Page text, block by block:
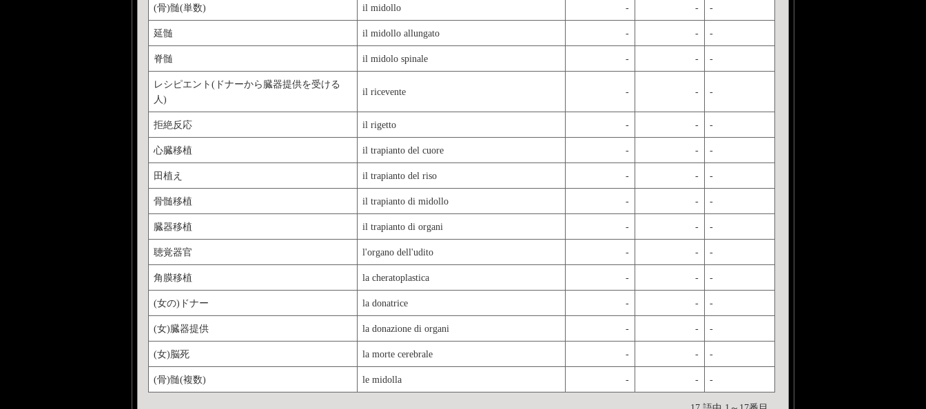
(骨)髄(単数) il midollo - - -
延髄 il midollo allungato - - -
脊髄 il midolo spinale - - -
レシピエント(ドナーから臓器提供を受ける
人)
il ricevente - - -
拒絶反応 il rigetto - - -
心臓移植 il trapianto del cuore - - -
田植え il trapianto del riso - - -
骨髄移植 il trapianto di midollo - - -
臓器移植 il trapianto di organi - - -
聴覚器官 l'organo dell'udito - - -
角膜移植 la cheratoplastica - - -
(女の)ドナー la donatrice - - -
(女)臓器提供 la donazione di organi - - -
(女)脳死 la morte cerebrale - - -
(骨)髄(複数) le midolla - - -